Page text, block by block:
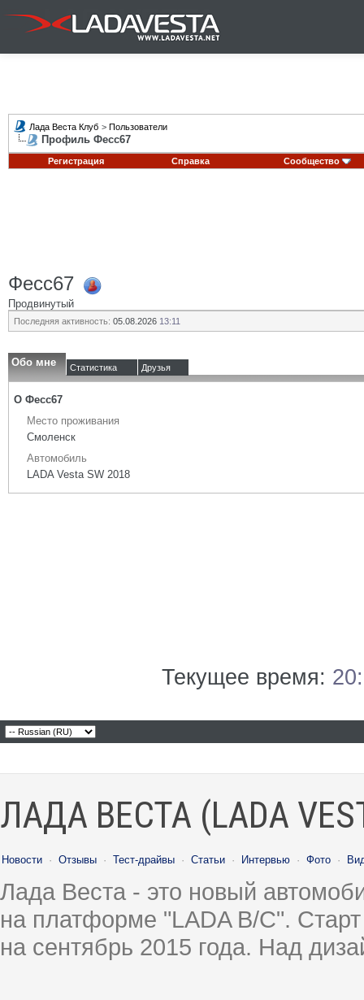
Лада Веста Клуб > Пользователи
Профиль Фесс67
Регистрация Справка Сообщество
Фесс67
Продвинутый
Последняя активность: 05.08.2026 13:11
Обо мне Статистика Друзья
О Фесс67
Место проживания
Смоленск
Автомобиль
LADA Vesta SW 2018
Текущее время:
ЛАДА ВЕСТА (LADA
Новости · Отзывы · Тест-драйвы · Статьи · Интервью · Фото ·
Лада Веста - это новый
на платформе "LADA B/C".
на сентябрь 2015 года. Над